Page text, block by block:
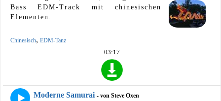
Bass EDM-Track mit chinesischen
Elementen.
Chinesisch, EDM-Tanz
03:17
Moderne Samurai - von Steve Oxen